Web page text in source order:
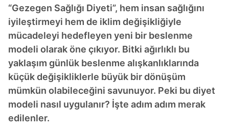
“Gezegen Sağlığı Diyeti”, hem insan sağlığını
iyileştirmeyi hem de iklim değişikliğiyle
mücadeleyi hedefleyen yeni bir beslenme
modeli olarak öne çıkıyor. Bitki ağırlıklı bu
yaklaşım günlük beslenme alışkanlıklarında
küçük değişikliklerle büyük bir dönüşüm
mümkün olabileceğini savunuyor. Peki bu diyet
modeli nasıl uygulanır? İşte adım adım merak
edilenler.